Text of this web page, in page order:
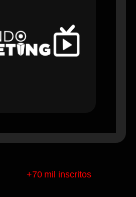
+70 mil inscritos